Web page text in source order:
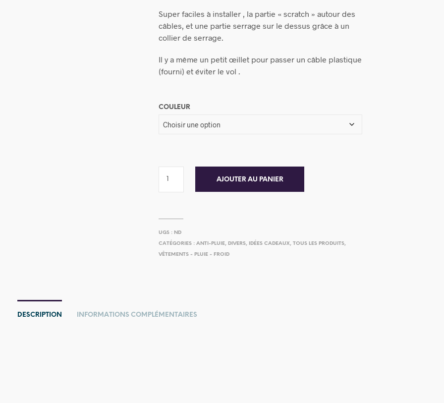
Super faciles à installer , la partie « scratch » autour des
câbles, et une partie serrage sur le dessus grâce à un
collier de serrage.
Il y a même un petit œillet pour passer un câble plastique
(fourni) et éviter le vol .
COULEUR
AJOUTER AU PANIER
UGS : ND
CATÉGORIES :ANTI-PLUIE, DIVERS, IDÉES CADEAUX,TOUS LES PRODUITS,
VÊTEMENTS - PLUIE - FROID
DESCRIPTION INFORMATIONS COMPLÉMENTAIRES